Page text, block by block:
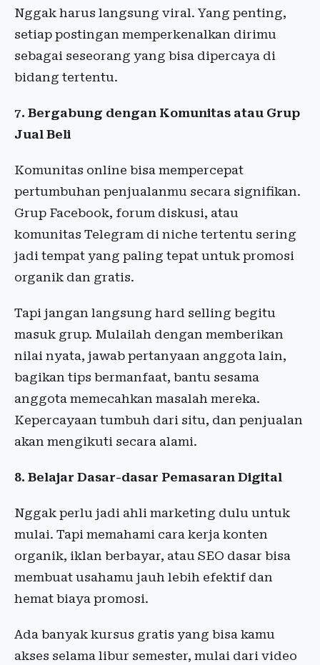
Nggak harus langsung viral. Yang penting,
setiap postingan memperkenalkan dirimu
sebagai seseorang yang bisa dipercaya di
bidang tertentu.
7. Bergabung dengan Komunitas atau Grup
Jual Beli
Komunitas online bisa mempercepat
pertumbuhan penjualanmu secara signifikan.
Grup Facebook, forum diskusi, atau
komunitas Telegram di niche tertentu sering
jadi tempat yang paling tepat untuk promosi
organik dan gratis.
Tapi jangan langsung hard selling begitu
masuk grup. Mulailah dengan memberikan
nilai nyata, jawab pertanyaan anggota lain,
bagikan tips bermanfaat, bantu sesama
anggota memecahkan masalah mereka.
Kepercayaan tumbuh dari situ, dan penjualan
akan mengikuti secara alami.
8. Belajar Dasar-dasar Pemasaran Digital
Nggak perlu jadi ahli marketing dulu untuk
mulai. Tapi memahami cara kerja konten
organik, iklan berbayar, atau SEO dasar bisa
membuat usahamu jauh lebih efektif dan
hemat biaya promosi.
Ada banyak kursus gratis yang bisa kamu
akses selama libur semester, mulai dari video